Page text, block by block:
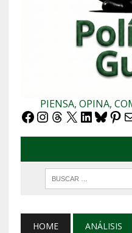
PIENSA, OPINA,
Facebook
Instagram
Threads
X
HOME ANÁLISIS